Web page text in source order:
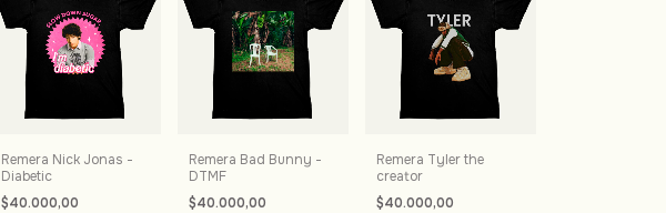
Remera Nick Jonas -
Diabetic
$40.000,00
Remera Bad Bunny -
DTMF
$40.000,00
Remera Tyler the
creator
$40.000,00